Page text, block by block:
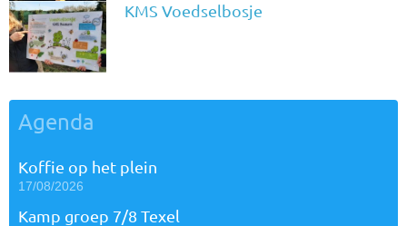
KMS Voedselbosje
Agenda
Koffie op het plein
17/08/2026
Kamp groep 7/8 Texel